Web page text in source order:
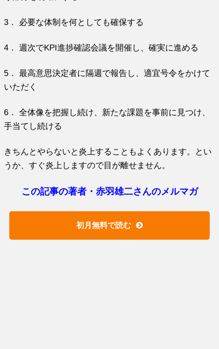
3． 必要な体制を何としても確保する
4． 週次でKPI進捗確認会議を開催し、確実に進める
5． 最高意思決定者に隔週で報告し、適宜号令をかけて
いただく
6． 全体像を把握し続け、新たな課題を事前に見つけ、
手当てし続ける
きちんとやらないと炎上することもよくあります。とい
うか、すぐ炎上しますので目が離せません。
この記事の著者・赤羽雄二さんのメルマガ
初月無料で読む